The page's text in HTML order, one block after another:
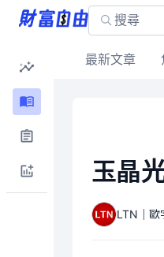
最新文章
玉晶
LTN｜歐